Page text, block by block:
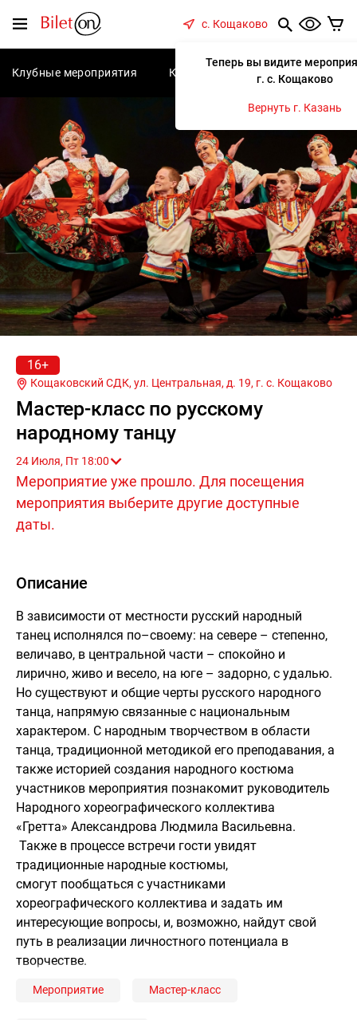
Меню
с. Кощаково
Теперь вы видите
г. с. Кощаково
Вернуть г. Казань
Клубные мероприятия Концерты Спектакли
16+
Кощаковский СДК, ул. Центральная, д. 19, г. с. Кощаково
Мастер-класс по русскому
народному танцу
24 Июля, Пт 18:00
Мероприятие уже прошло. Для посещения
мероприятия выберите другие доступные
даты.
Описание
В зависимости от местности русский народный
танец исполнялся по–своему: на севере – степенно,
величаво, в центральной части – спокойно и
лирично, живо и весело, на юге – задорно, с удалью.
Но существуют и общие черты русского народного
танца, напрямую связанные с национальным
характером. С народным творчеством в области
танца, традиционной методикой его преподавания, а
также историей создания народного костюма
участников мероприятия познакомит руководитель
Народного хореографического коллектива
«Гретта» Александрова Людмила Васильевна.
Также в процессе встречи гости увидят
традиционные народные костюмы,
смогут пообщаться с участниками
хореографического коллектива и задать им
интересующие вопросы, и, возможно, найдут свой
путь в реализации личностного потенциала в
творчестве.
Мероприятие Мастер-класс